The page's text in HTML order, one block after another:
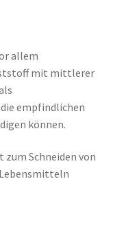
allem
mit mittlerer
empfindlichen
können.
zum Schneiden von